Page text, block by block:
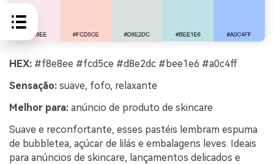
HEX: #f8e8ee #fcd5ce #d8e2dc #bee1e6 #a0c4ff
Sensação: suave, fofo, relaxante
Melhor para: anúncio de produto de skincare
Suave e reconfortante, esses pastéis lembram espuma
de bubbletea, açúcar de lilás e embalagens leves. Ideais
para anúncios de skincare, lançamentos delicados e